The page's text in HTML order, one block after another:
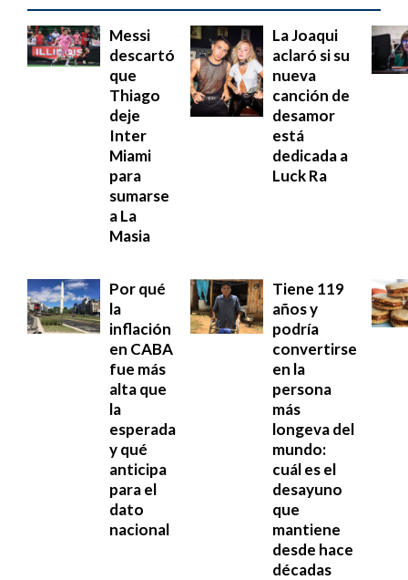
Messi
descartó
que
Thiago
deje
Inter
Miami
para
sumarse
a La
Masia
La Joaqui
aclaró si su
nueva
canción de
desamor
está
dedicada a
Luck Ra
Por qué
la
inflación
en CABA
fue más
alta que
la
esperada
y qué
anticipa
para el
dato
nacional
Tiene 119
años y
podría
convertirse
en la
persona
más
longeva del
mundo:
cuál es el
desayuno
que
mantiene
desde hace
décadas